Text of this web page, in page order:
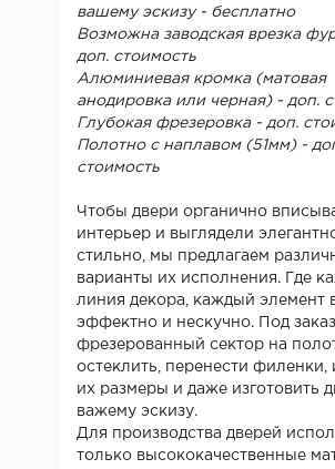
вашему эскизу - бесплатно
Возможна заводская врезка
доп. стоимость
Алюминиевая кромка (матовая
анодировка или черная) - доп.
Глубокая фрезеровка - доп.
Полотно с наплавом (51мм) -
стоимость
Чтобы двери органично
интерьер и выглядели
стильно, мы предлагаем
варианты их исполнения. Где
линия декора, каждый элемент
эффектно и нескучно. Под
фрезерованный сектор на
остеклить, перенести филенки,
их размеры и даже изготовить
важему эскизу.
Для производства дверей
только высококачественные